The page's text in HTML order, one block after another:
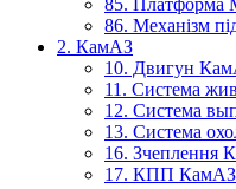
85. Платформа
86. Механізм
2. КамАЗ
10. Двигун
11. Система
12. Система
13. Система
16. Зчеплення
17. КПП КамАЗ